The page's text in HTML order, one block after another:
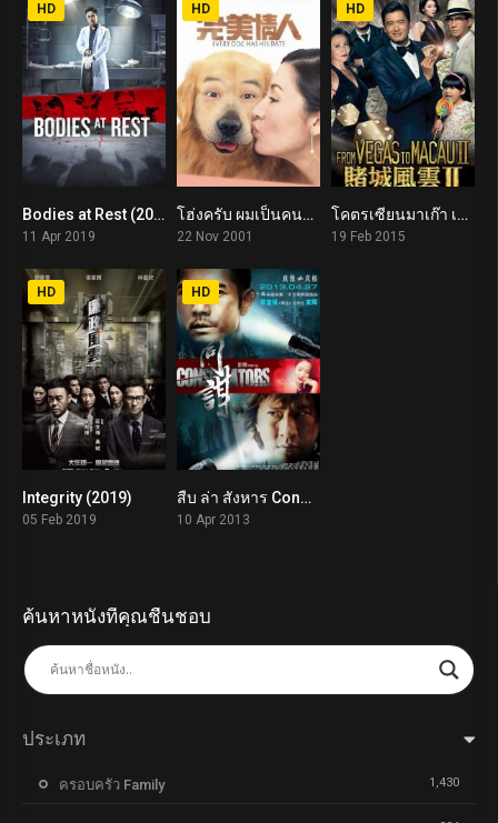
5.6
HD
Bodies at Rest (2019)
11 Apr 2019
5.5
HD
โฮ่งครับ ผมเป็นคนครับ Every Dog Has His Date (2001)
22 Nov 2001
4.6
HD
โคตรเซียนมาเก๊า เขย่าเวกัส 2 From Vegas to Macau II (2015)
19 Feb 2015
HD
Integrity (2019)
05 Feb 2019
5.4
HD
สืบ ล่า สังหาร Conspirators (2013)
10 Apr 2013
ค้นหาหนังที่คุณชื่นชอบ
ประเภท
ครอบครัว Family 1,430